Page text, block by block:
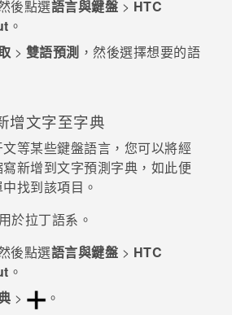
後點選語言與鍵盤 > HTC
。
> 雙語預測 ，然後選擇想要的語
增文字至字典
等某些鍵盤語言，您可以將經
新增到文字預測字典，如此便
找到該項目。
於拉丁語系。
後點選語言與鍵盤 > HTC
。
>
。